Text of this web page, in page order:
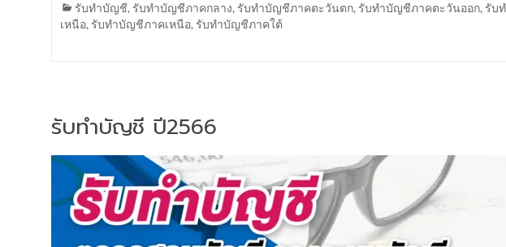
รับทำบัญชี, รับทำบัญชีภาคกลาง, รับทำบัญชีภาคตะวันตก, รับทำบัญชีภาคตะวันออก, รับ
เหนือ, รับทำบัญชีภาคเหนือ, รับทำบัญชีภาคใต้
รับทำบัญชี ปี2566